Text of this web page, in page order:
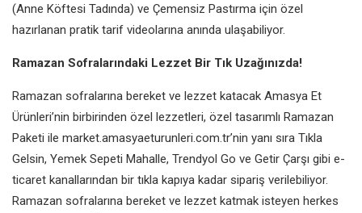
(Anne Köftesi Tadında) ve Çemensiz Pastırma için özel
hazırlanan pratik tarif videolarına anında ulaşabiliyor.
Ramazan Sofralarındaki Lezzet Bir Tık Uzağınızda!
Ramazan sofralarına bereket ve lezzet katacak Amasya Et
Ürünleri’nin birbirinden özel lezzetleri, özel tasarımlı Ramazan
Paketi ile market.amasyaeturunleri.com.tr’nin yanı sıra Tıkla
Gelsin, Yemek Sepeti Mahalle, Trendyol Go ve Getir Çarşı gibi e-
ticaret kanallarından bir tıkla kapıya kadar sipariş verilebiliyor.
Ramazan sofralarına bereket ve lezzet katmak isteyen herkes